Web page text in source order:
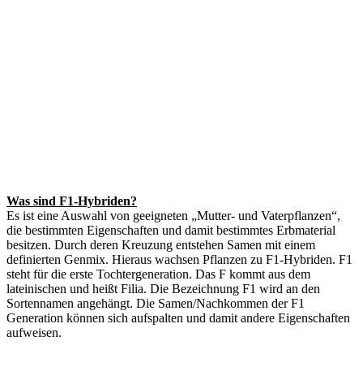
Was sind F1-Hybriden?
Es ist eine Auswahl von geeigneten „Mutter- und Vaterpflanzen“,
die bestimmten Eigenschaften und damit bestimmtes Erbmaterial
besitzen. Durch deren Kreuzung entstehen Samen mit einem
definierten Genmix. Hieraus wachsen Pflanzen zu F1-Hybriden. F1
steht für die erste Tochtergeneration. Das F kommt aus dem
lateinischen und heißt Filia. Die Bezeichnung F1 wird an den
Sortennamen angehängt. Die Samen/Nachkommen der F1
Generation können sich aufspalten und damit andere Eigenschaften
aufweisen.